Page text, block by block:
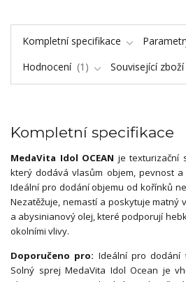
Kompletní specifikace
Hodnocení
1 Související zboží
Kompletní specifikace
MedaVita Idol OCEAN je texturizační
který dodává vlasům objem, pevnost
Ideální pro dodání objemu od kořínků
Nezatěžuje, nemastí a poskytuje matný
a abysinianový olej, které podporují
okolními vlivy.
Doporučeno pro: Ideální pro dodání
Solný sprej MedaVita Idol Ocean je